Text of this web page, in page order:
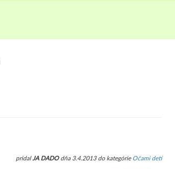
pridalJA DADOdňa 3.4.2013 do kategórie Očami detí